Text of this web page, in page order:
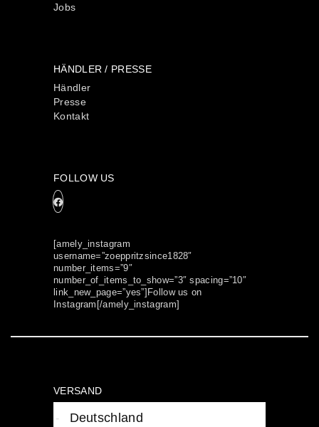
Jobs
HÄNDLER / PRESSE
Händler
Presse
Kontakt
FOLLOW US
[amely_instagram
username=”zoeppritzsince1828″
number_items=”9″
number_of_items_to_show=”3″ spacing=”10″
link_new_page=”yes”]Follow us on
Instagram[/amely_instagram]
VERSAND
Deutschland